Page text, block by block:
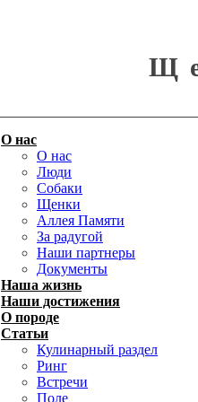
О нас
О нас
Люди
Собаки
Щенки
Аллея Памяти
За радугой
Наши партнеры
Документы
Наша жизнь
Наши достижения
О породе
Статьи
Кулинарный раздел
Ринг
Встречи
Поле